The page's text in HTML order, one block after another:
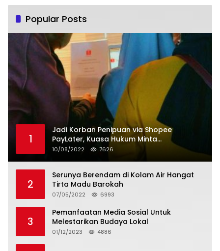
Popular Posts
1
Jadi Korban Penipuan via Shopee
PayLater, Kuasa Hukum Minta
Penangguhan Tagihan dan Hapus Bunga
10/08/2022 7626
2
Serunya Berendam di Kolam Air Hangat
Tirta Madu Barokah
07/05/2022 6993
3
Pemanfaatan Media Sosial Untuk
Melestarikan Budaya Lokal
01/12/2023 4886